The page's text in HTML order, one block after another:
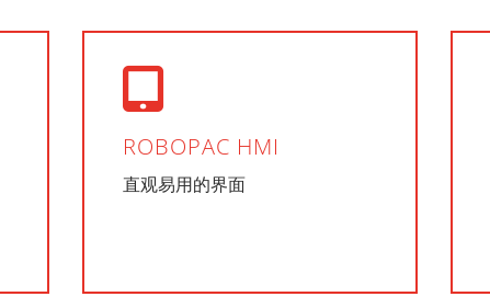
ROBOPAC HMI
直观易用的界面